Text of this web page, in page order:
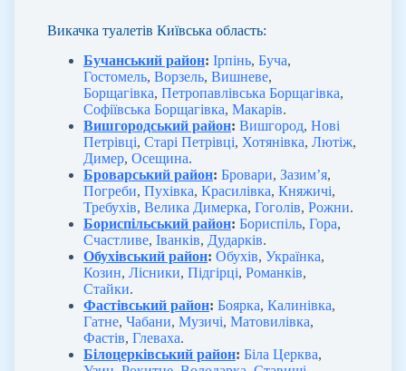
Викачка туалетів Київська область:
Бучанський район: Ірпінь, Буча,
Гостомель, Ворзель, Вишневе,
Борщагівка, Петропавлівська Борщагівка,
Софіївська Борщагівка, Макарів.
Вишгородський район: Вишгород, Нові
Петрівці, Старі Петрівці, Хотянівка, Лютіж,
Димер, Осещина.
Броварський район: Бровари, Зазим’я,
Погреби, Пухівка, Красилівка, Княжичі,
Требухів, Велика Димерка, Гоголів, Рожни.
Бориспільський район: Бориспіль, Гора,
Счастливе, Іванків, Дударків.
Обухівський район: Обухів, Українка,
Козин, Лісники, Підгірці, Романків,
Стайки.
Фастівський район: Боярка, Калинівка,
Гатне, Чабани, Музичі, Матовилівка,
Фастів, Глеваха.
Білоцерківський район: Біла Церква,